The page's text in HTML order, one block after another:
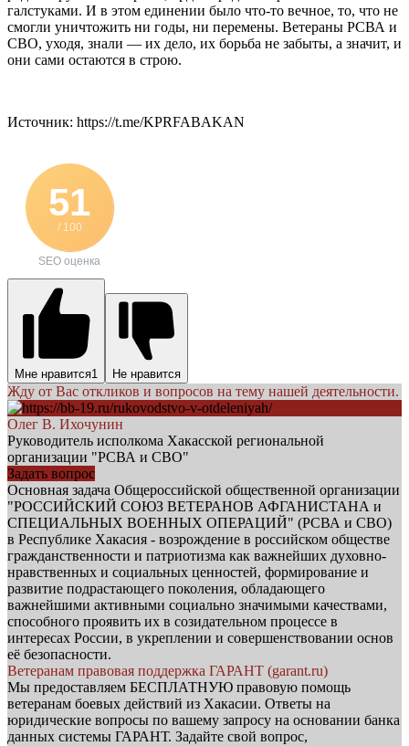
галстуками. И в этом единении было что-то вечное, то, что не
смогли уничтожить ни годы, ни перемены. Ветераны РСВА и
СВО, уходя, знали — их дело, их борьба не забыты, а значит, и
они сами остаются в строю.
Источник: https://t.me/KPRFABAKAN
51
/ 100
SEO оценка
Мне нравится1 Не нравится
Жду от Вас откликов и вопросов на тему нашей деятельности.
Олег В. Ихочунин
Руководитель исполкома Хакасской региональной
организации "РСВА и СВО"
Задать вопрос
Основная задача Общероссийской общественной организации
"РОССИЙСКИЙ СОЮЗ ВЕТЕРАНОВ АФГАНИСТАНА и
СПЕЦИАЛЬНЫХ ВОЕННЫХ ОПЕРАЦИЙ" (РСВА и СВО)
в Республике Хакасия - возрождение в российском обществе
гражданственности и патриотизма как важнейших духовно-
нравственных и социальных ценностей, формирование и
развитие подрастающего поколения, обладающего
важнейшими активными социально значимыми качествами,
способного проявить их в созидательном процессе в
интересах России, в укреплении и совершенствовании основ
её безопасности.
Ветеранам правовая поддержка ГАРАНТ (garant.ru)
Мы предоставляем БЕСПЛАТНУЮ правовую помощь
ветеранам боевых действий из Хакасии. Ответы на
юридические вопросы по вашему запросу на основании банка
данных системы ГАРАНТ. Задайте свой вопрос,